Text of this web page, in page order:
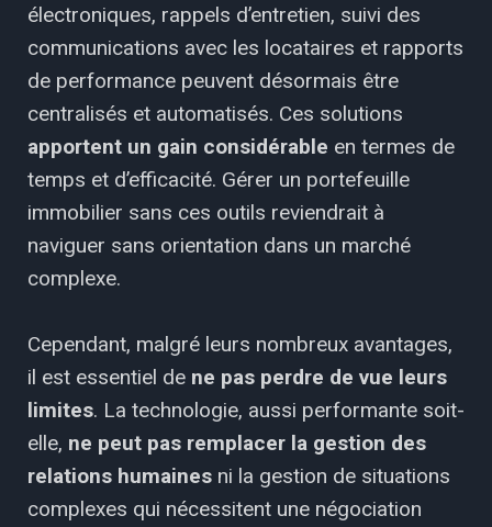
électroniques, rappels d’entretien, suivi des
communications avec les locataires et rapports
de performance peuvent désormais être
centralisés et automatisés. Ces solutions
apportent un gain considérable en termes de
temps et d’efficacité. Gérer un portefeuille
immobilier sans ces outils reviendrait à
naviguer sans orientation dans un marché
complexe.
Cependant, malgré leurs nombreux avantages,
il est essentiel de ne pas perdre de vue leurs
limites. La technologie, aussi performante soit-
elle, ne peut pas remplacer la gestion des
relations humaines ni la gestion de situations
complexes qui nécessitent une négociation